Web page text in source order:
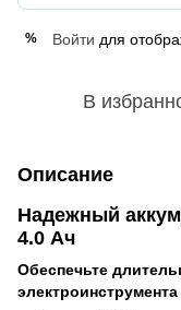
% Войти для
В
Описание
Надежный
4.0 Ач
Обеспечьте